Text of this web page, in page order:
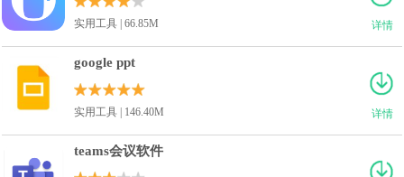
详情
实用工具 | 66.85M
详情
google ppt
实用工具 | 146.40M
teams会议软件